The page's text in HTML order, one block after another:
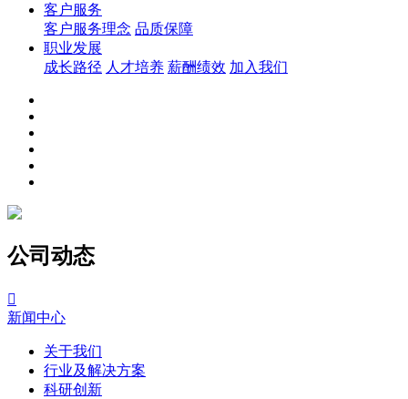
客户服务
客户服务理念 品质保障
职业发展
成长路径 人才培养 薪酬绩效 加入我们
公司动态

新闻中心
关于我们
行业及解决方案
科研创新